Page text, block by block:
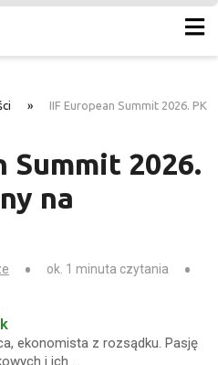
» IIF European Summit 2026.
Summit 2026.
na
ok. 1 minuta czytania
ekonomista z rozsądku. Pasję
i ich …